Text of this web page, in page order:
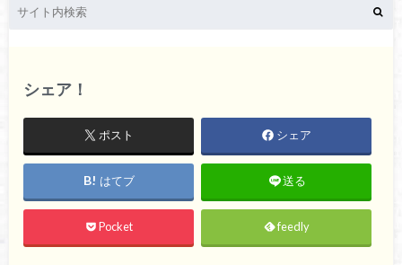
シェア！
ポスト シェア
はてブ 送る
Pocket feedly